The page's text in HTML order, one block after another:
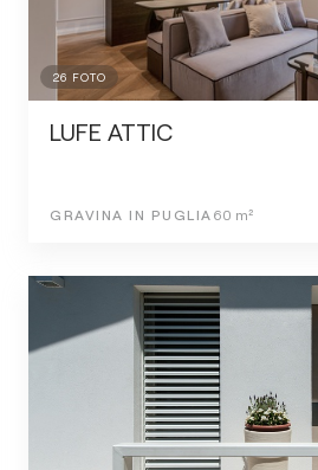
26 FOTO
LUFE ATTIC
GRAVINA IN PUGLIA 60 m²